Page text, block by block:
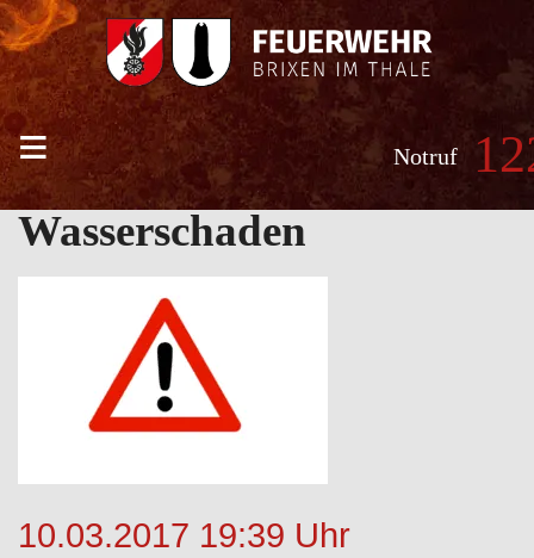
≡ Notruf
Wasserschaden
10.03.2017 19:39 Uhr